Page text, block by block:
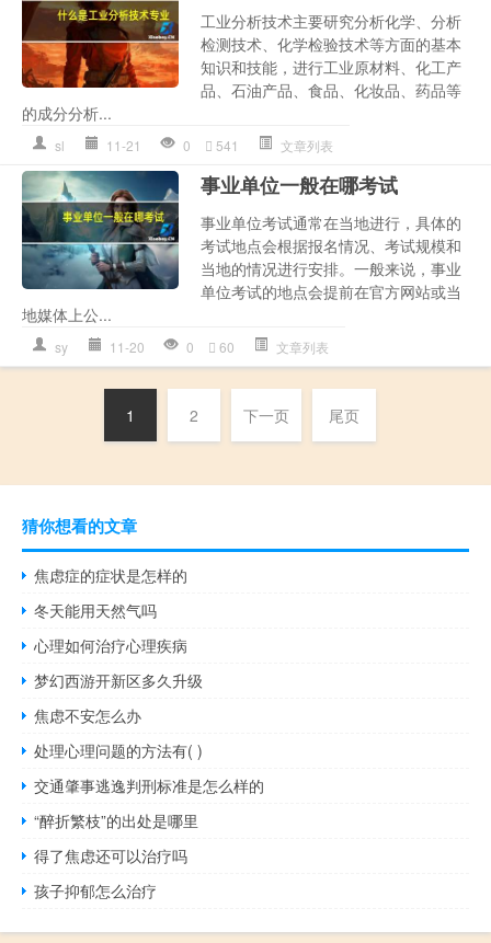
工业分析技术主要研究分析化学、分析
检测技术、化学检验技术等方面的基本
知识和技能，进行工业原材料、化工产
品、石油产品、食品、化妆品、药品等
的成分分析...
sl 11-21 0 541 文章列表
事业单位一般在哪考试
事业单位考试通常在当地进行，具体的
考试地点会根据报名情况、考试规模和
当地的情况进行安排。一般来说，事业
单位考试的地点会提前在官方网站或当
地媒体上公...
sy 11-20 0 60 文章列表
1 2 下一页 尾页
猜你想看的文章
焦虑症的症状是怎样的
冬天能用天然气吗
心理如何治疗心理疾病
梦幻西游开新区多久升级
焦虑不安怎么办
处理心理问题的方法有( )
交通肇事逃逸判刑标准是怎么样的
“醉折繁枝”的出处是哪里
得了焦虑还可以治疗吗
孩子抑郁怎么治疗